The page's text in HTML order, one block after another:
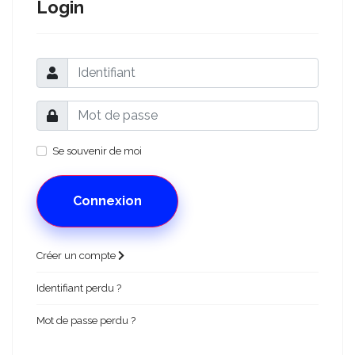
Login
Se souvenir de moi
Connexion
Créer un compte
Identifiant perdu ?
Mot de passe perdu ?